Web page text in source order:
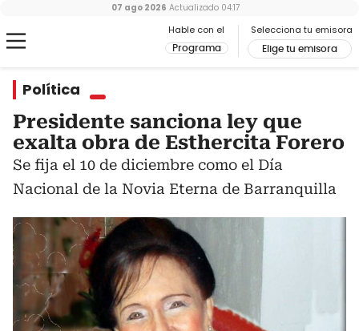
Hable con el
Programa
Selecciona tu emisora
Elige tu emisora
07 ago 2026 Actualizado 04:17
Política
Presidente sanciona ley que
exalta obra de Esthercita Forero
Se fija el 10 de diciembre como el Día
Nacional de la Novia Eterna de Barranquilla